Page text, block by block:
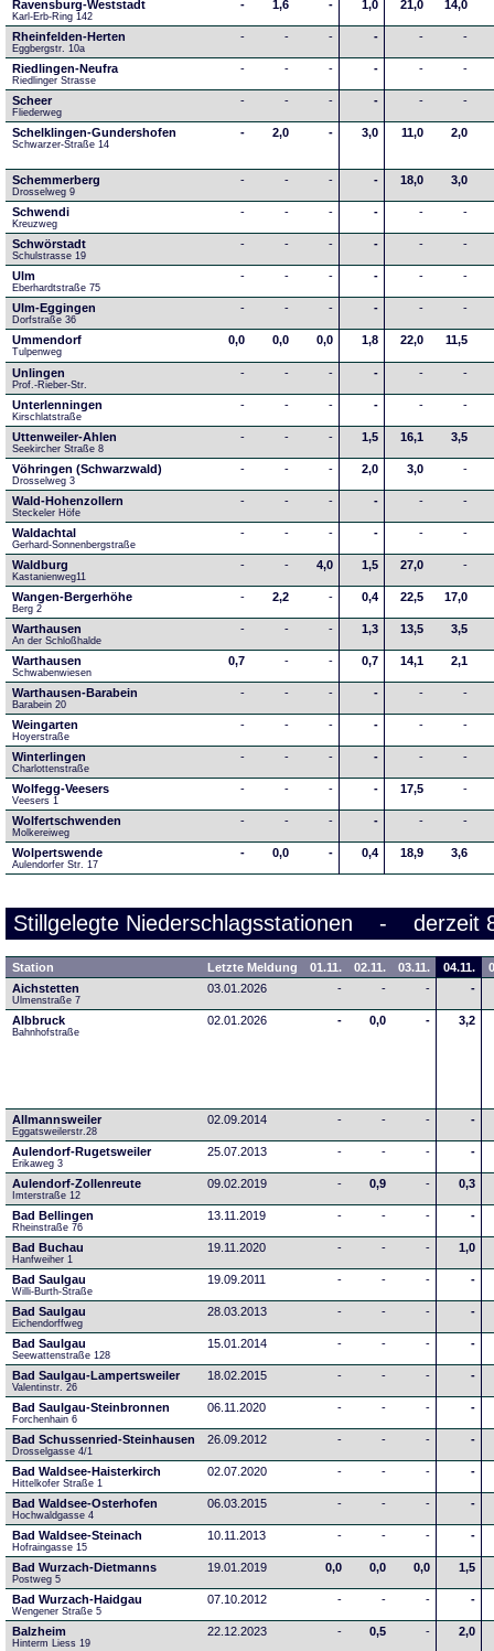
Ravensburg-Weststadt
Karl-Erb-Ring 142
- 1,6 - 1,0 21,0 14,0
Rheinfelden-Herten
Eggbergstr. 10a
- - - - - -
Riedlingen-Neufra
Riedlinger Strasse
- - - - - -
Scheer
Fliederweg
- - - - - -
Schelklingen-Gundershofen
Schwarzer-Straße 14
- 2,0 - 3,0 11,0 2,0
Schemmerberg
Drosselweg 9
- - - - 18,0 3,0
Schwendi
Kreuzweg
- - - - - -
Schwörstadt
Schulstrasse 19
- - - - - -
Ulm
Eberhardtstraße 75
- - - - - -
Ulm-Eggingen
Dorfstraße 36
- - - - - -
Ummendorf
Tulpenweg
0,0 0,0 0,0 1,8 22,0 11,5
Unlingen
Prof.-Rieber-Str.
- - - - - -
Unterlenningen
Kirschlatstraße
- - - - - -
Uttenweiler-Ahlen
Seekircher Straße 8
- - - 1,5 16,1 3,5
Vöhringen (Schwarzwald)
Drosselweg 3
- - - 2,0 3,0 -
Wald-Hohenzollern
Steckeler Höfe
- - - - - -
Waldachtal
Gerhard-Sonnenbergstraße
- - - - - -
Waldburg
Kastanienweg11
- - 4,0 1,5 27,0 -
Wangen-Bergerhöhe
Berg 2
- 2,2 - 0,4 22,5 17,0
Warthausen
An der Schloßhalde
- - - 1,3 13,5 3,5
Warthausen
Schwabenwiesen
0,7 - - 0,7 14,1 2,1
Warthausen-Barabein
Barabein 20
- - - - - -
Weingarten
Hoyerstraße
- - - - - -
Winterlingen
Charlottenstraße
- - - - - -
Wolfegg-Veesers
Veesers 1
- - - - 17,5 -
Wolfertschwenden
Molkereiweg
- - - - - -
Wolpertswende
Aulendorfer Str. 17
- 0,0 - 0,4 18,9 3,6
Stillgelegte Niederschlagsstationen - derzeit
Station Letzte Meldung 01.11. 02.11. 03.11. 04.11.
Aichstetten
Ulmenstraße 7
03.01.2026 - - - -
Albbruck
Bahnhofstraße
02.01.2026 - 0,0 - 3,2
Allmannsweiler
Eggatsweilerstr.28
02.09.2014 - - - -
Aulendorf-Rugetsweiler
Erikaweg 3
25.07.2013 - - - -
Aulendorf-Zollenreute
Imterstraße 12
09.02.2019 - 0,9 - 0,3
Bad Bellingen
Rheinstraße 76
13.11.2019 - - - -
Bad Buchau
Hanfweiher 1
19.11.2020 - - - 1,0
Bad Saulgau
Willi-Burth-Straße
19.09.2011 - - - -
Bad Saulgau
Eichendorffweg
28.03.2013 - - - -
Bad Saulgau
Seewattenstraße 128
15.01.2014 - - - -
Bad Saulgau-Lampertsweiler
Valentinstr. 26
18.02.2015 - - - -
Bad Saulgau-Steinbronnen
Forchenhain 6
06.11.2020 - - - -
Bad Schussenried-Steinhausen
Drosselgasse 4/1
26.09.2012 - - - -
Bad Waldsee-Haisterkirch
Hittelkofer Straße 1
02.07.2020 - - - -
Bad Waldsee-Osterhofen
Hochwaldgasse 4
06.03.2015 - - - -
Bad Waldsee-Steinach
Hofraingasse 15
10.11.2013 - - - -
Bad Wurzach-Dietmanns
Postweg 5
19.01.2019 0,0 0,0 0,0 1,5
Bad Wurzach-Haidgau
Wengener Straße 5
07.10.2012 - - - -
Balzheim
Hinterm Liess 19
22.12.2023 - 0,5 - 2,0